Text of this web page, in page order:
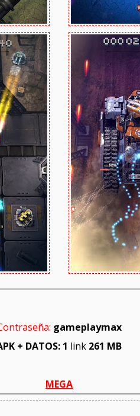
gameplaymax
+ DATOS: 1 link 261 MB
MEGA